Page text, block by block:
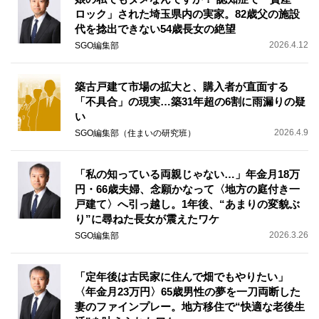
ロック」された埼玉県内の実家。82歳父の施設
代を捻出できない54歳長女の絶望
SGO編集部 2026.4.12
築古戸建て市場の拡大と、購入者が直面する
「不具合」の現実…築31年超の6割に雨漏りの疑
い
SGO編集部（住まいの研究班） 2026.4.9
「私の知っている両親じゃない…」年金月18万
円・66歳夫婦、念願かなって〈地方の庭付き一
戸建て〉へ引っ越し。1年後、“あまりの変貌ぶ
り”に尋ねた長女が震えたワケ
SGO編集部 2026.3.26
「定年後は古民家に住んで畑でもやりたい」
〈年金月23万円〉65歳男性の夢を一刀両断した
妻のファインプレー。地方移住で“快適な老後生